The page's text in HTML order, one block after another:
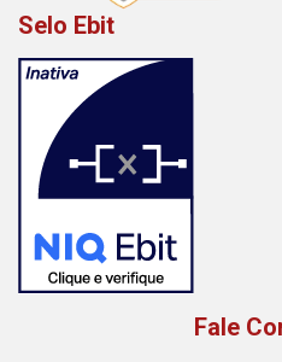
Selo Ebit
Fale